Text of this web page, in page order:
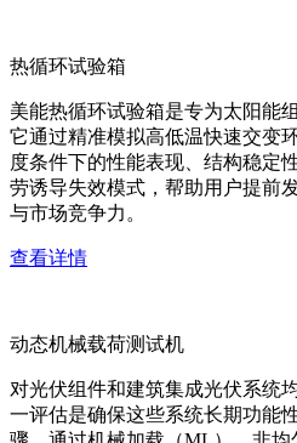
热循环试验箱
美能热循环试验箱是专为太阳能
它通过精准模拟高低温快速交变
度条件下的性能表现、结构稳定
劳诱导失效模式，帮助用户提前
与市场竞争力。
查看详情
动态机械载荷测试机
对光伏组件和建筑集成光伏系统
一评估是确保这些系统长期功能